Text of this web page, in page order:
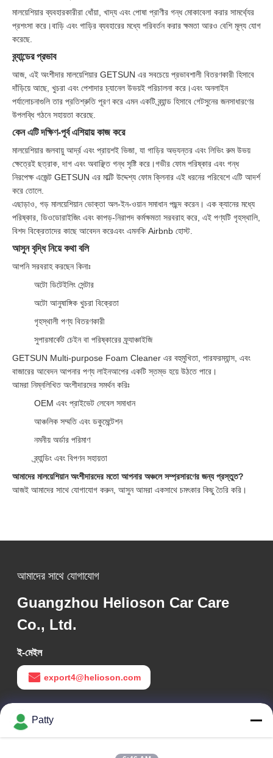
মালয়েশিয়ার ব্যবহারকারীরা ধোঁয়া, খাদ্য এবং পোষা প্রাণীর গন্ধ মোকাবেলা করার সামর্থ্যের
প্রশংসা করে।বাড়ি এবং গাড়ির ব্যবহারের মধ্যে পরিবর্তন করার ক্ষমতা আরও বেশি মূল্য যোগ
করেছে.
ব্র্যান্ডের প্রভাব
আজ, এই অংশীদার মালয়েশিয়ার GETSUN এর সবচেয়ে প্রভাবশালী বিতরণকারী হিসাবে
দাঁড়িয়ে আছে, খুচরা এবং পেশাদার চ্যানেল উভয়ই পরিচালনা করে।এবং অনলাইন
পর্যালোচনাগুলি তার প্রতিশ্রুতি পূরণ করে এমন একটি ব্র্যান্ড হিসাবে গেটসুনের জনসাধারণের
উপলব্ধি গঠনে সহায়তা করেছে.
কেন এটি দক্ষিণ-পূর্ব এশিয়ায় কাজ করে
মালয়েশিয়ার জলবায়ু আর্দ্র এবং প্রায়শই ভিজা, যা গাড়ির অভ্যন্তর এবং লিভিং রুম উভয়
ক্ষেত্রেই ছত্রাক, দাগ এবং অবাঞ্ছিত গন্ধ সৃষ্টি করে।গভীর ফোম পরিষ্কার এবং গন্ধ
নিরপেক্ষ এজেন্ট GETSUN এর মাল্টি উদ্দেশ্য ফোম ক্লিনার এই ধরনের পরিবেশে এটি আদর্শ
করে তোলে.
এছাড়াও, গড় মালয়েশিয়ান ভোক্তা অল-ইন-ওয়ান সমাধান পছন্দ করেন। এক ক্যানের মধ্যে
পরিষ্কার, ডিওডোরাইজিং এবং কাপড়-নিরাপদ কর্মক্ষমতা সরবরাহ করে, এই পণ্যটি গৃহস্থালি,
বিশদ বিক্রেতাদের কাছে আবেদন করেএবং এমনকি Airbnb হোস্ট.
আসুন বৃদ্ধি নিয়ে কথা বলি
আপনি সরবরাহ করছেন কিনাঃ
অটো ডিটেইলিং সেন্টার
অটো আনুষাঙ্গিক খুচরা বিক্রেতা
গৃহস্থালী পণ্য বিতরণকারী
সুপারমার্কেট চেইন বা পরিষ্কারের ফ্র্যাঞ্চাইজি
GETSUN Multi-purpose Foam Cleaner এর বহুমুখিতা, পারফরম্যান্স, এবং
বাজারের আবেদন আপনার পণ্য লাইনআপের একটি স্তম্ভ হয়ে উঠতে পারে।
আমরা নিম্নলিখিত অংশীদারদের সমর্থন করিঃ
OEM এবং প্রাইভেট লেবেল সমাধান
আঞ্চলিক সম্মতি এবং ডকুমেন্টেশন
নমনীয় অর্ডার পরিমাণ
ব্র্যান্ডিং এবং বিপণন সহায়তা
আমাদের মালয়েশিয়ান অংশীদারদের মতো আপনার অঞ্চলে সম্প্রসারণের জন্য প্রস্তুত?
আজই আমাদের সাথে যোগাযোগ করুন, আসুন আমরা একসাথে চমৎকার কিছু তৈরি করি।
আমাদের সাথে যোগাযোগ
Guangzhou Helioson Car Care
Co., Ltd.
ই-মেইল
export4@helioson.com
কাজের সময়
09:30-18:30
Patty